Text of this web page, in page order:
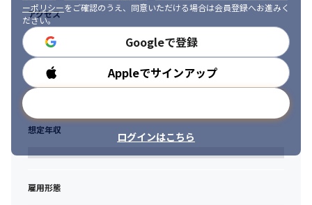
ーポリシーをご確認のうえ、同意いただける場合は会員登録へお進みく
ださい。
Googleで登録
Appleでサインアップ
ログインはこちら
アクセス
勤務時間
想定年収
雇用形態